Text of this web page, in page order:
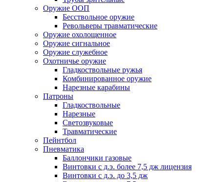
Оружие ООП
Бесствольное оружие
Револьверы травматические
Оружие охолощенное
Оружие сигнальное
Оружие служебное
Охотничье оружие
Гладкоствольные ружья
Комбинированное оружие
Нарезные карабины
Патроны
Гладкоствольные
Нарезные
Светозвуковые
Травматические
Пейнтбол
Пневматика
Баллончики газовые
Винтовки с д.э. более 7,5 дж лицензия
Винтовки с д.э. до 3,5 дж